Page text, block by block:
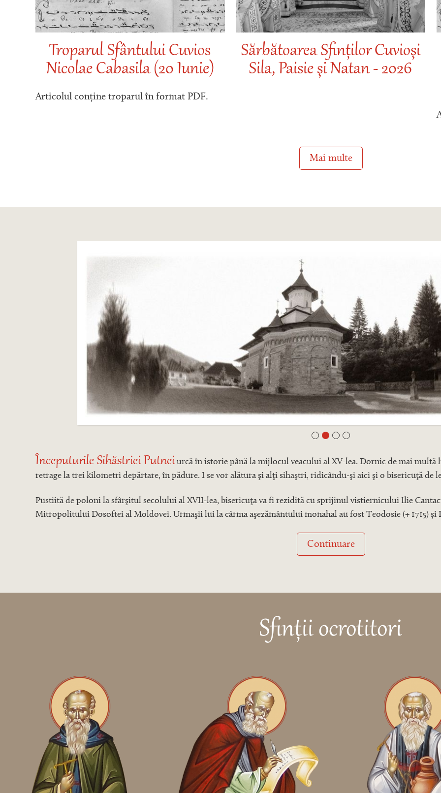
Troparul Sfântului Cuvios
Nicolae Cabasila (20 Iunie)
Articolul conține troparul în format PDF.
Sărbătoarea Sfinților Cuvioşi
Sila, Paisie şi Natan - 2026
Mai multe
Începuturile Sihăstriei Putneiurcă în istorie până la mijlocul veacului al XV-lea. Dornic de mai multă
retrage la trei kilometri depărtare, în pădure. I se vor alătura şi alţi sihaştri, ridicându-şi aici şi o bisericuţă de
Pustiită de poloni la sfârşitul secolului al XVII-lea, bisericuţa va fi rezidită cu sprijinul vistiernicului Ilie
Mitropolitului Dosoftei al Moldovei. Urmaşii lui la cârma aşezământului monahal au fost Teodosie (+ 1715) și
Continuare
Sfinții ocrotitori